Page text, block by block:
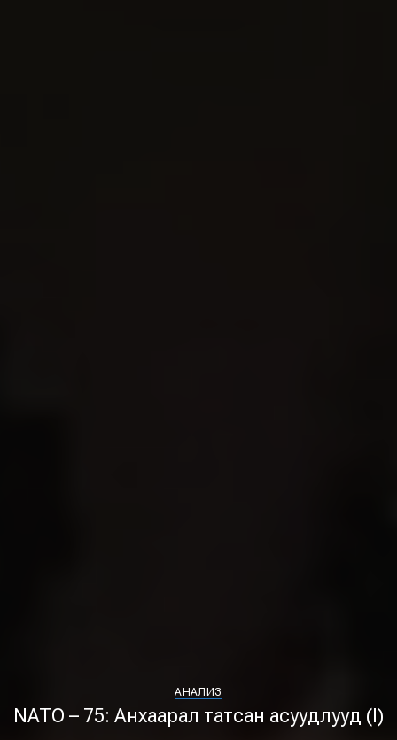
АНАЛИЗ
NATO – 75: Анхаарал татсан асуудлууд (I)